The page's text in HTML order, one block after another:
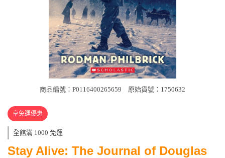
商品編號：P0116400265659 原始貨號：1750632
享免運優惠
全館滿 1000 免運
Stay Alive: The Journal of Douglas